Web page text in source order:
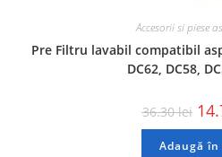
Accesorii si piese
Pre Filtru lavabil compatibil
DC62, DC58,
36.30lei
Adaugă în